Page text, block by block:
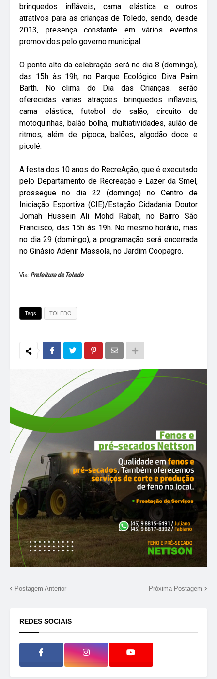
brinquedos infláveis, cama elástica e outros
atrativos para as crianças de Toledo, sendo, desde
2013, presença constante em vários eventos
promovidos pelo governo municipal.
O ponto alto da celebração será no dia 8 (domingo),
das 15h às 19h, no Parque Ecológico Diva Paim
Barth. No clima do Dia das Crianças, serão
oferecidas várias atrações: brinquedos infláveis,
cama elástica, futebol de salão, circuito de
motoquinhas, balão bolha, multiatividades, aulão de
ritmos, além de pipoca, balões, algodão doce e
picolé.
A festa dos 10 anos do RecreAção, que é executado
pelo Departamento de Recreação e Lazer da Smel,
prossegue no dia 22 (domingo) no Centro de
Iniciação Esportiva (CIE)/Estação Cidadania Doutor
Jomah Hussein Ali Mohd Rabah, no Bairro São
Francisco, das 15h às 19h. No mesmo horário, mas
no dia 29 (domingo), a programação será encerrada
no Ginásio Adenir Massola, no Jardim Coopagro.
Via: Prefeitura de Toledo
Tags TOLEDO
Postagem Anterior Próxima Postagem
REDES SOCIAIS